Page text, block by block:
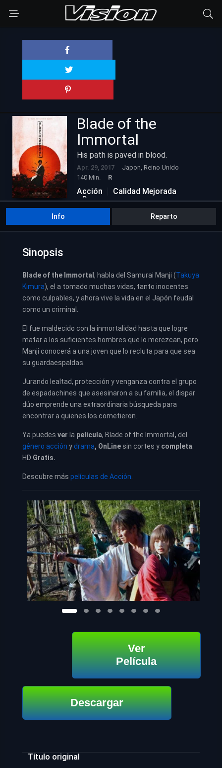
Blade of the
Immortal
His path is paved in blood.
Apr. 29, 2017
Japon, Reino Unido
140 Min.
R
Acción
Calidad Mejorada
Drama
Info Reparto
Sinopsis
Blade of the Immortal , habla del Samurai Manji (Takuya
Kimura), el a tomado muchas vidas, tanto inocentes
como culpables, y ahora vive la vida en el Japón feudal
como un criminal.
El fue maldecido con la inmortalidad hasta que logre
matar a los suficientes hombres que lo merezcan, pero
Manji conocerá a una joven que lo recluta para que sea
su guardaespaldas.
Jurando lealtad, protección y venganza contra el grupo
de espadachines que asesinaron a su familia, el dispar
dúo emprende una extraordinaria búsqueda para
encontrar a quienes los cometieron.
Ya puedes ver la película, Blade of the Immortal , del
género acción ydrama, OnLine sin cortes y completa
HD Gratis.
Descubre más películas de Acción
Ver
Película
Descargar
Título original